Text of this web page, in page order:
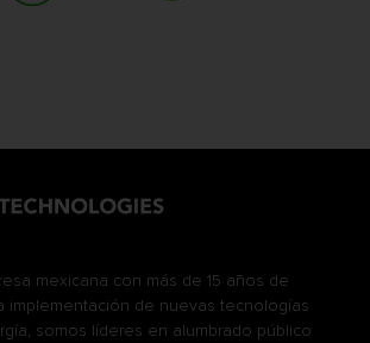
mexicana con más de 15 años de
implementación de nuevas tecnologías
somos líderes en alumbrado público